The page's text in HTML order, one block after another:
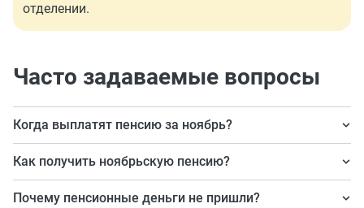
отделении.
Часто задаваемые вопросы
Когда выплатят пенсию за ноябрь?
Это зависит от утвержденного графика выплат в
числа, то деньги должны прийти заранее, не позднее
Как получить ноябрьскую пенсию?
Праздники не меняют порядок выплат: если вы
Почему пенсионные деньги не пришли?